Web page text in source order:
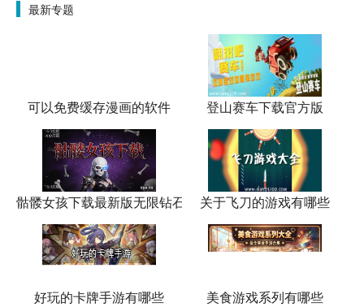
最新专题
可以免费缓存漫画的软件 登山赛车下载官方版
骷髅女孩下载最新版无限钻石 关于飞刀的游戏有哪些
好玩的卡牌手游有哪些 美食游戏系列有哪些